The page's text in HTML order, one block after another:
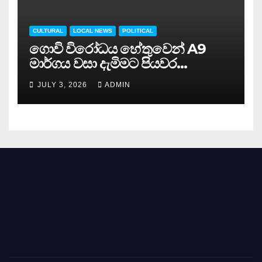
CULTURAL LOCAL NEWS POLITICAL
ගොවි විරෝධය හේතුවෙන් A9
මාර්ගය වසා දැමිමට පියවර…
JULY 3, 2026 ADMIN